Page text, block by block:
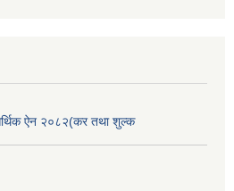
ऐन २०८२(कर तथा शुल्क